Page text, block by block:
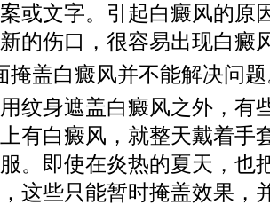
或文字。引起白癜风的原
的伤口，很容易出现白癜
盖白癜风并不能解决问题
身遮盖白癜风之外，有
有白癜风，就整天戴着手
。即使在炎热的夏天，也
这些只能暂时掩盖效果，